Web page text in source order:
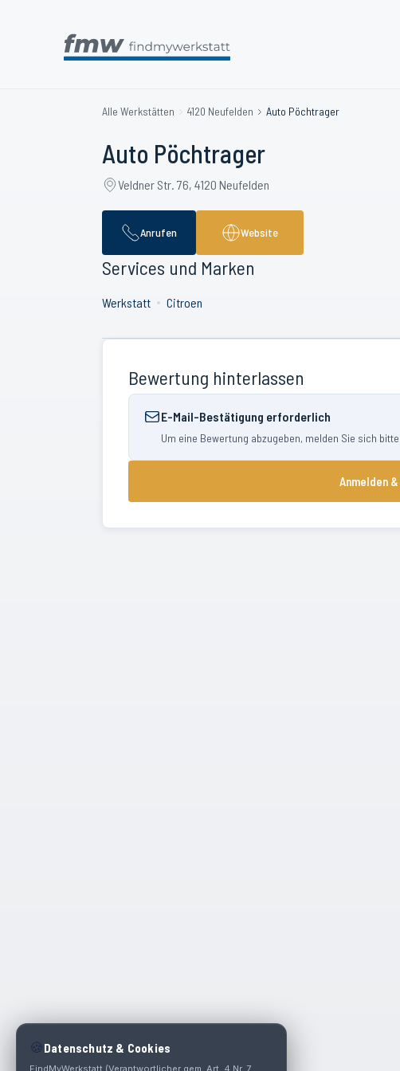
Alle Werkstätten 4120 Neufelden Auto Pöchtrager
Auto Pöchtrager
Veldner Str. 76, 4120 Neufelden
Anrufen Website
Services und Marken
Werkstatt Citroen
Bewertung hinterlassen
E-Mail-Bestätigung erforderlich
Um eine Bewertung abzugeben, melden Sie sich
Anmelden
🍪 Datenschutz & Cookies
FindMyWerkstatt (Verantwortlicher gem. Art. 4 Nr. 7